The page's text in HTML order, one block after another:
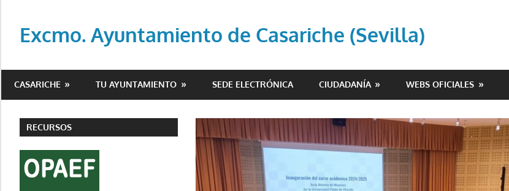
contenido
Excmo. Ayuntamiento de Casariche (Sevilla)
del
de
Casariche
CASARICHE TU AYUNTAMIENTO SEDE ELECTRÓNICA CIUDADANÍA WEBS OFICIALES
RECURSOS